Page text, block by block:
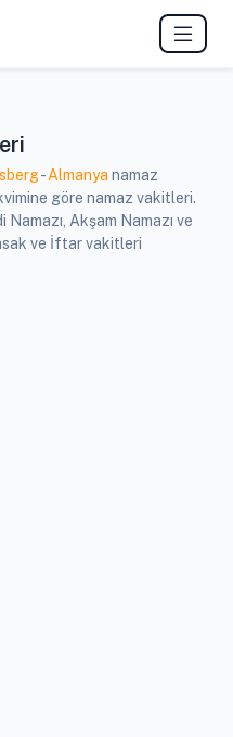
-Almanya namaz
göre namaz vakitleri.
Akşam Namazı ve
ve İftar vakitleri